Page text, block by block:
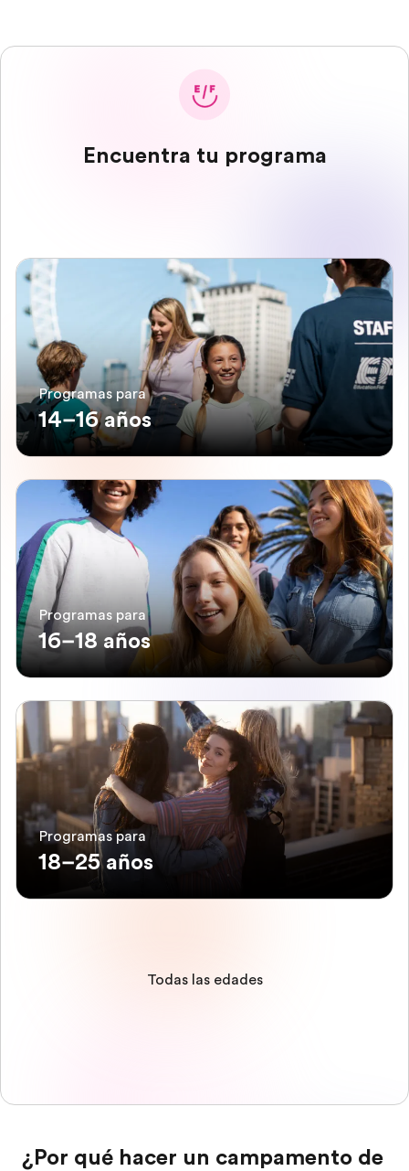
Encuentra tu programa
Programas para
14–16 años
Programas para
16–18 años
Programas para
18–25 años
Todas las edades
¿Por qué hacer un campamento de